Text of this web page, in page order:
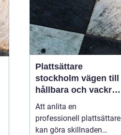
Plattsättare
stockholm vägen till
hållbara och vackra
ytor hemma
Att anlita en
professionell plattsättare
kan göra skillnaden